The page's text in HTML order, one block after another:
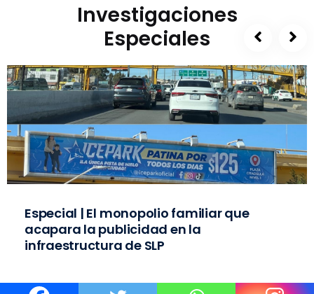
Investigaciones
Especiales
Especial | El monopolio familiar que
acapara la publicidad en la
infraestructura de SLP